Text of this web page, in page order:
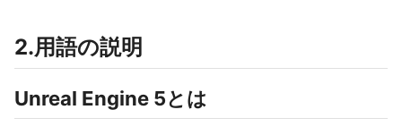
2.用語の説明
Unreal Engine 5とは